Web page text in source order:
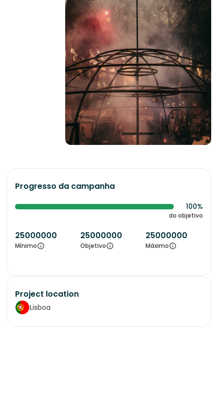
Progresso da campanha
100%
do objetivo
25000000
Mínimo
25000000
Objetivo
25000000
Máximo
Project location
Lisboa